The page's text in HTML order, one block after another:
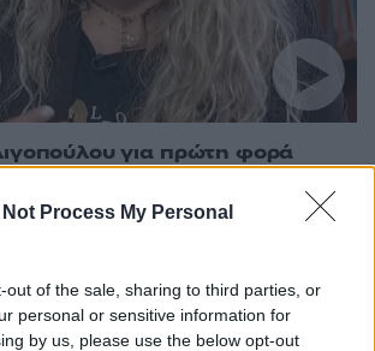
Not Process My Personal
out of the sale, sharing to third parties, or
personal or sensitive information for
by us, please use the below opt-out
για πρώτη φορά
αποκαλύπτει το πρόβλημα